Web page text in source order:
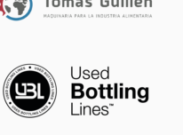
produção rápi...